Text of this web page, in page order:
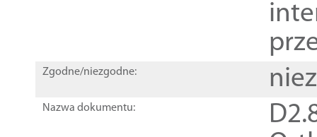
Zgodne/niezgodne:
Nazwa dokumentu: